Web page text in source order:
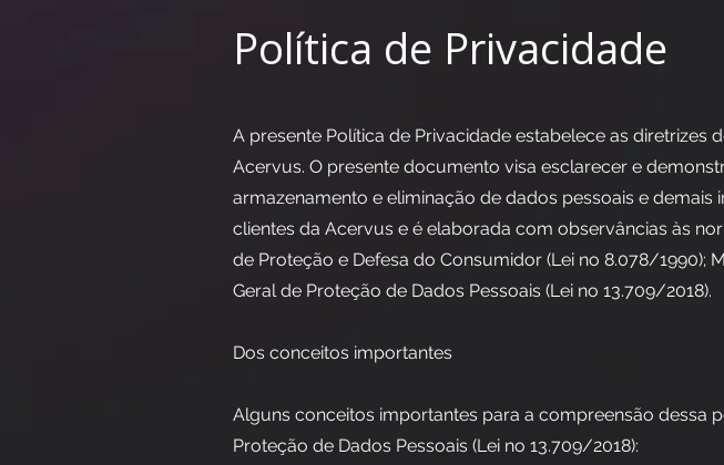
Política de Privacidade
A presente Política de Privacidade estabelece as diretrizes
Acervus. O presente documento visa esclarecer e
armazenamento e eliminação de dados pessoais e
clientes da Acervus e é elaborada com observâncias às
de Proteção e Defesa do Consumidor (Lei no 8.078/1990);
Geral de Proteção de Dados Pessoais (Lei no 13.709/2018).
Dos conceitos importantes
Alguns conceitos importantes para a compreensão dessa
Proteção de Dados Pessoais (Lei no 13.709/2018):